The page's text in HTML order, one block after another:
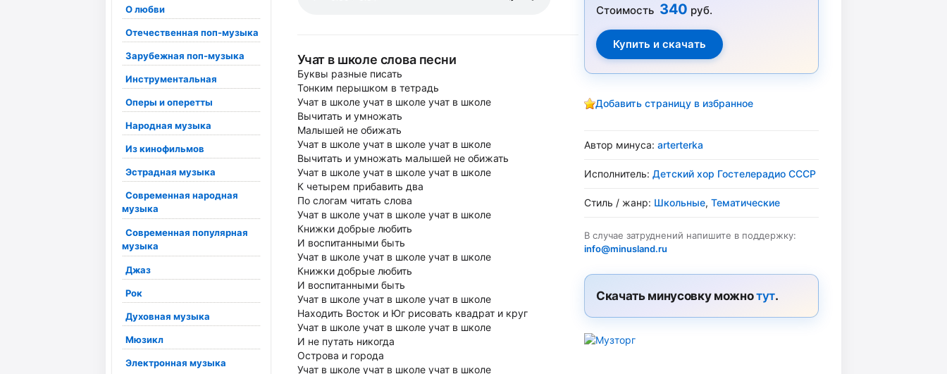
О любви
Отечественная поп-музыка
Зарубежная поп-музыка
Инструментальная
Оперы и оперетты
Народная музыка
Из кинофильмов
Эстрадная музыка
Современная народная
музыка
Современная популярная
музыка
Джаз
Рок
Духовная музыка
Мюзикл
Электронная музыка
Учат в школе слова песни
Буквы разные писать
Тонким перышком в тетрадь
Учат в школе учат в школе учат в школе
Вычитать и умножать
Малышей не обижать
Учат в школе учат в школе учат в школе
Вычитать и умножать малышей не обижать
Учат в школе учат в школе учат в школе
К четырем прибавить два
По слогам читать слова
Учат в школе учат в школе учат в школе
Книжки добрые любить
И воспитанными быть
Учат в школе учат в школе учат в школе
Книжки добрые любить
И воспитанными быть
Учат в школе учат в школе учат в школе
Находить Восток и Юг рисовать квадрат и круг
Учат в школе учат в школе учат в школе
И не путать никогда
Острова и города
Учат в школе учат в школе учат в школе
Стоимость 340 руб.
Добавить страницу в избранное
Автор минуса: arterterka
Исполнитель: Детский хор Гостелерадио СССР
Стиль / жанр: Школьные, Тематические
В случае затруднений напишите в поддержку:
info@minusland.ru
Скачать минусовку можнотут.